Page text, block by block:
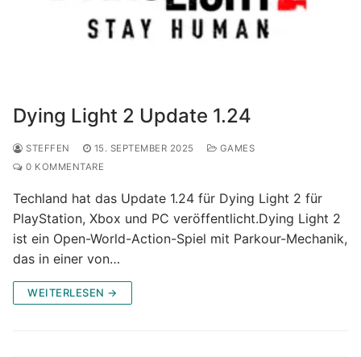
Dying Light 2 Update 1.24
STEFFEN 15. SEPTEMBER 2025
GAMES
0 KOMMENTARE
Techland hat das Update 1.24 für Dying Light 2 für
PlayStation, Xbox und PC veröffentlicht.Dying Light 2
ist ein Open-World-Action-Spiel mit Parkour-Mechanik,
das in einer von…
WEITERLESEN →